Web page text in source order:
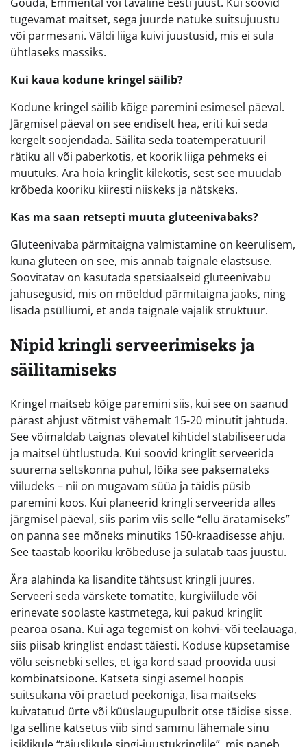
tugevamat maitset, sega juurde natuke suitsujuustu
või parmesani. Väldi liiga kuivi juustusid, mis ei sula
ühtlaseks massiks.
Kui kaua kodune kringel säilib?
Kodune kringel säilib kõige paremini esimesel päeval.
Järgmisel päeval on see endiselt hea, eriti kui seda
kergelt soojendada. Säilita seda toatemperatuuril
rätiku all või paberkotis, et koorik liiga pehmeks ei
muutuks. Ära hoia kringlit kilekotis, sest see muudab
krõbeda kooriku kiiresti niiskeks ja nätskeks.
Kas ma saan retsepti muuta gluteenivabaks?
Gluteenivaba pärmitaigna valmistamine on keerulisem,
kuna gluteen on see, mis annab taignale elastsuse.
Soovitatav on kasutada spetsiaalseid gluteenivabu
jahusegusid, mis on mõeldud pärmitaigna jaoks, ning
lisada psülliumi, et anda taignale vajalik struktuur.
Nipid kringli serveerimiseks ja
säilitamiseks
Kringel maitseb kõige paremini siis, kui see on saanud
pärast ahjust võtmist vähemalt 15-20 minutit jahtuda.
See võimaldab taignas olevatel kihtidel stabiliseeruda
ja maitsel ühtlustuda. Kui soovid kringlit serveerida
suurema seltskonna puhul, lõika see paksemateks
viiludeks – nii on mugavam süüa ja täidis püsib
paremini koos. Kui planeerid kringli serveerida alles
järgmisel päeval, siis parim viis selle “ellu äratamiseks”
on panna see mõneks minutiks 150-kraadisesse ahju.
See taastab kooriku krõbeduse ja sulatab taas juustu.
Ära alahinda ka lisandite tähtsust kringli juures.
Serveeri seda värskete tomatite, kurgiviilude või
erinevate soolaste kastmetega, kui pakud kringlit
pearoa osana. Kui aga tegemist on kohvi- või teelauaga,
siis piisab kringlist endast täiesti. Koduse küpsetamise
võlu seisnebki selles, et iga kord saad proovida uusi
kombinatsioone. Katseta singi asemel hoopis
suitsukana või praetud peekoniga, lisa maitseks
kuivatatud ürte või küüslaugupulbrit otse täidise sisse.
Iga selline katsetus viib sind sammu lähemale sinu